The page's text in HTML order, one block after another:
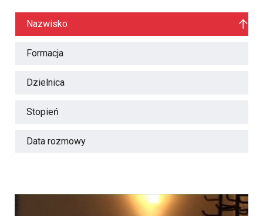
Nazwisko
Formacja
Dzielnica
Stopień
Data rozmowy